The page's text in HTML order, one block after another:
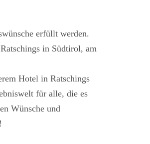
erfüllt werden.
in Südtirol, am
Hotel in Ratschings
für alle, die es
Wünsche und